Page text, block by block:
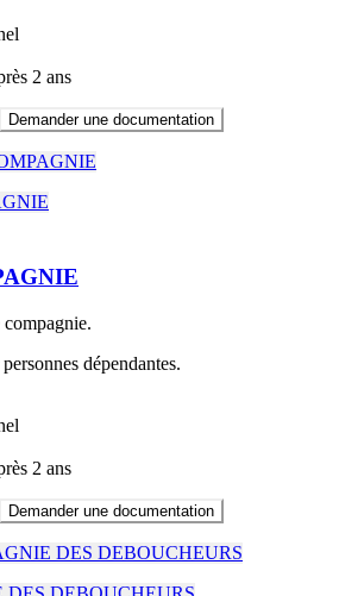
2 ans
Demander une documentation
dépendantes.
2 ans
Demander une documentation